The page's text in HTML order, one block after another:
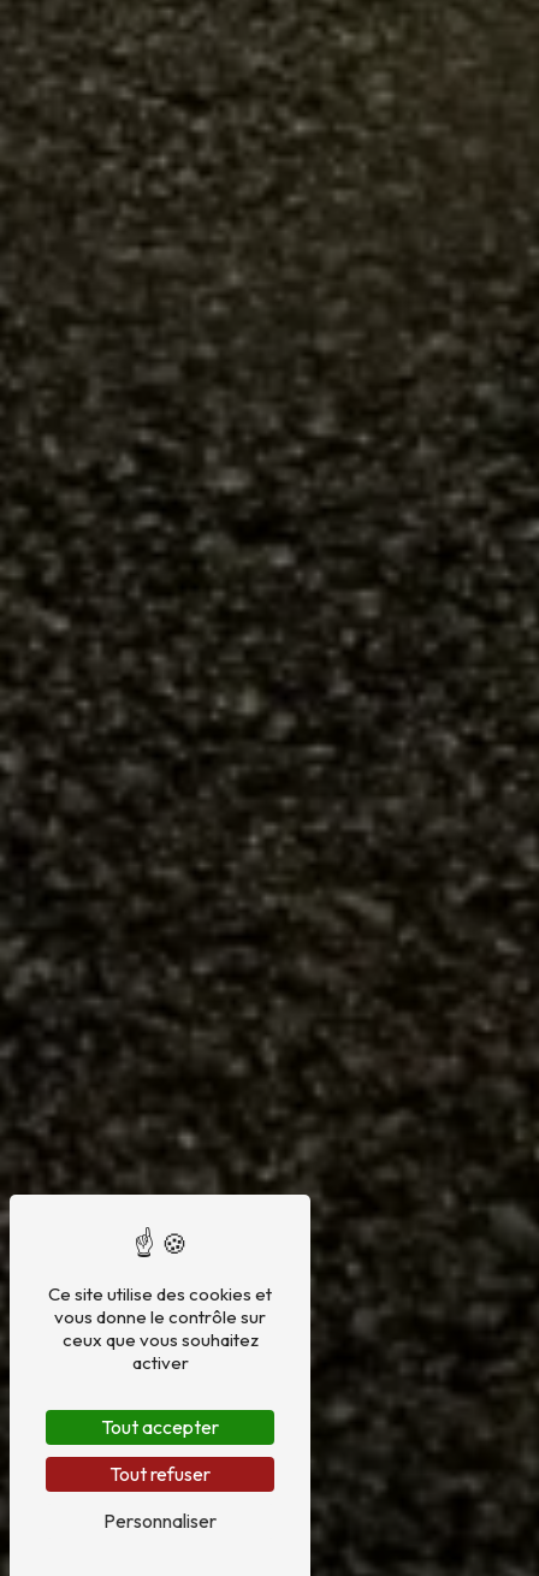
Ce site utilise des cookies et
vous donne le contrôle sur
ceux que vous souhaitez
activer
Tout accepter
Tout refuser
Personnaliser